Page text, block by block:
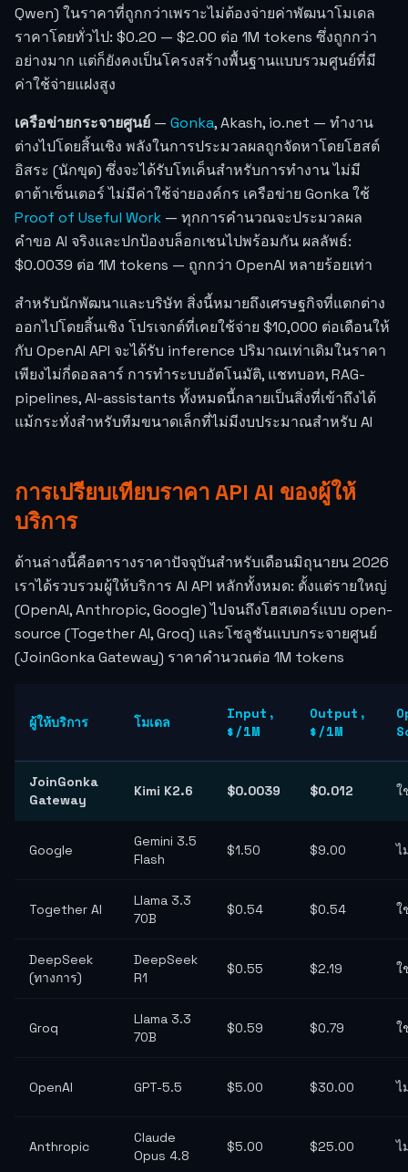
Qwen) ในราคาที่ถูกกว่าเพราะไม่ต้องจ่ายค่าพัฒนาโมเดล
ราคาโดยทั่วไป: $0.20 — $2.00 ต่อ 1M tokens ซึ่งถูกกว่า
อย่างมาก แต่ก็ยังคงเป็นโครงสร้างพื้นฐานแบบรวมศูนย์ที่มี
ค่าใช้จ่ายแฝงสูง
เครือข่ายกระจายศูนย์ — Gonka, Akash, io.net — ทำงาน
ต่างไปโดยสิ้นเชิง พลังในการประมวลผลถูกจัดหาโดยโฮสต์
อิสระ (นักขุด) ซึ่งจะได้รับโทเค็นสำหรับการทำงาน ไม่มี
ดาต้าเซ็นเตอร์ ไม่มีค่าใช้จ่ายองค์กร เครือข่าย Gonka ใช้
Proof of Useful Work — ทุกการคำนวณจะประมวลผล
คำขอ AI จริงและปกป้องบล็อกเชนไปพร้อมกัน ผลลัพธ์:
$0.0039 ต่อ 1M tokens — ถูกกว่า OpenAI หลายร้อยเท่า
สำหรับนักพัฒนาและบริษัท สิ่งนี้หมายถึงเศรษฐกิจที่แตกต่าง
ออกไปโดยสิ้นเชิง โปรเจกต์ที่เคยใช้จ่าย $10,000 ต่อเดือนให้
กับ OpenAI API จะได้รับ inference ปริมาณเท่าเดิมในราคา
เพียงไม่กี่ดอลลาร์ การทำระบบอัตโนมัติ, แชทบอท, RAG-
pipelines, AI-assistants ทั้งหมดนี้กลายเป็นสิ่งที่เข้าถึงได้
แม้กระทั่งสำหรับทีมขนาดเล็กที่ไม่มีงบประมาณสำหรับ AI
การเปรียบเทียบราคา API AI ของผู้ให้
บริการ
ด้านล่างนี้คือตารางราคาปัจจุบันสำหรับเดือนมิถุนายน 2026
เราได้รวบรวมผู้ให้บริการ AI API หลักทั้งหมด: ตั้งแต่รายใหญ่
(OpenAI, Anthropic, Google) ไปจนถึงโฮสเตอร์แบบ open-
source (Together AI, Groq) และโซลูชันแบบกระจายศูนย์
(JoinGonka Gateway) ราคาคำนวณต่อ 1M tokens
ผู้ให้บริการ โมเดล
Input,
$/1M
Output,
$/1M
JoinGonka
Gateway
Kimi K2.6 $0.0039 $0.012 ใ
Google
Gemini 3.5
Flash
$1.50 $9.00 ไ
Together AI
Llama 3.3
70B
$0.54 $0.54 ใ
DeepSeek
(ทางการ)
DeepSeek
R1
$0.55 $2.19 ใ
Groq
Llama 3.3
70B
$0.59 $0.79 ใ
OpenAI GPT-5.5 $5.00 $30.00 ไ
Anthropic
Claude
Opus 4.8
$5.00 $25.00 ไ